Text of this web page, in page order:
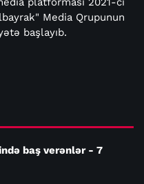
Media Qrupunun
başlayıb.
baş verənlər - 7